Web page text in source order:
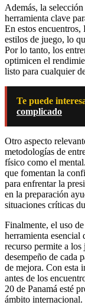
Además, la
herramienta clave
En estos encuentros,
estilos de juego, lo
Por lo tanto, los
optimicen el
listo para cualquier
Te puede
complicado
Otro aspecto
metodologías de
físico como el
que fomentan la
para enfrentar la
en la preparación
situaciones críticas
Finalmente, el uso
herramienta esencial
recurso permite a
desempeño de cada
de mejora. Con esta
antes de los
20 de Panamá esté
ámbito internacional.